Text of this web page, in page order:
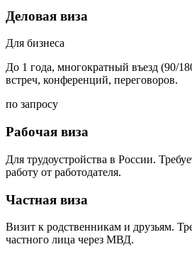
Деловая виза
Для бизнеса
До 1 года, многократный въезд (90/
встреч, конференций, переговоров.
по запросу
Рабочая виза
Для трудоустройства в России.
работу от работодателя.
Частная виза
Визит к родственникам и друзьям.
частного лица через МВД.